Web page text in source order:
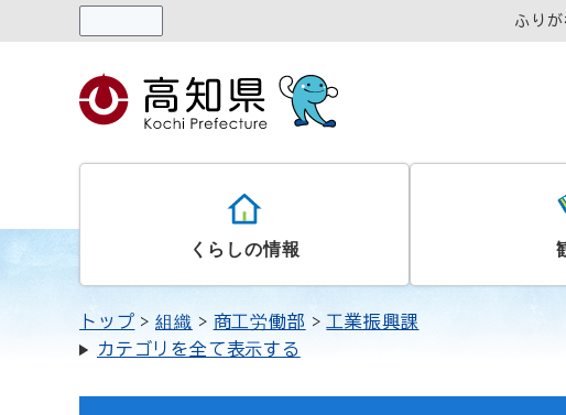
ふり
くらしの情報
トップ 組織 商工労働部
工業振興課
カテゴリを全て表示する